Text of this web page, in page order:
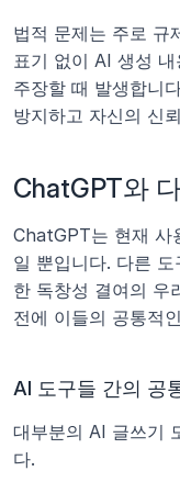
법적 문제는 주로 규
표기 없이 AI 생성
주장할 때 발생합니
방지하고 자신의 신
ChatGPT와
ChatGPT는 현재 사
일 뿐입니다. 다른
한 독창성 결여의 우
전에 이들의 공통적
AI 도구들 간의 공
대부분의 AI 글쓰기
다.